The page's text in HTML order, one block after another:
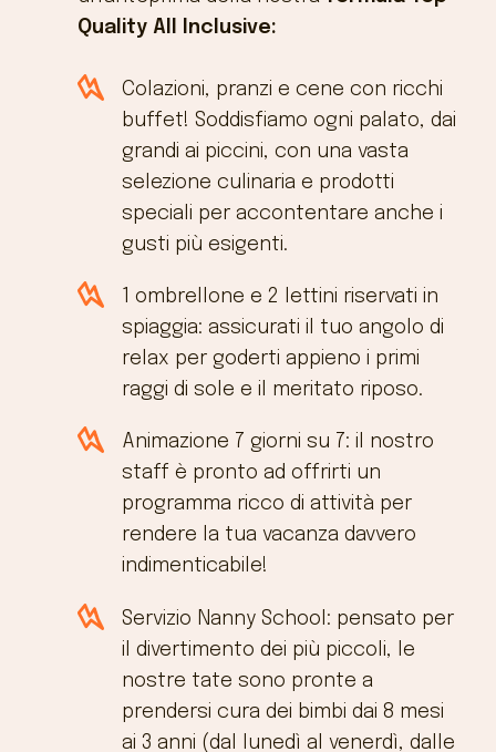
Quality All Inclusive:
Colazioni, pranzi e cene con ricchi
buffet! Soddisfiamo ogni palato, dai
grandi ai piccini, con una vasta
selezione culinaria e prodotti
speciali per accontentare anche i
gusti più esigenti.
1 ombrellone e 2 lettini riservati in
spiaggia: assicurati il tuo angolo di
relax per goderti appieno i primi
raggi di sole e il meritato riposo.
Animazione 7 giorni su 7: il nostro
staff è pronto ad offrirti un
programma ricco di attività per
rendere la tua vacanza davvero
indimenticabile!
Servizio Nanny School: pensato per
il divertimento dei più piccoli, le
nostre tate sono pronte a
prendersi cura dei bimbi dai 8 mesi
ai 3 anni (dal lunedì al venerdì, dalle